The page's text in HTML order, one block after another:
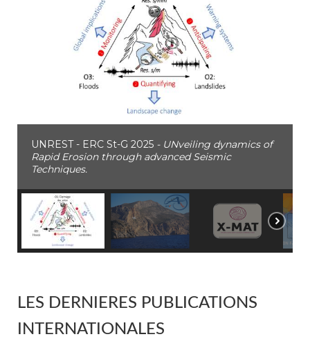
UNREST - ERC St-G 2025 - UNveiling dynamics of
Rapid Erosion through advanced Seismic
Techniques.
LES DERNIERES PUBLICATIONS
INTERNATIONALES